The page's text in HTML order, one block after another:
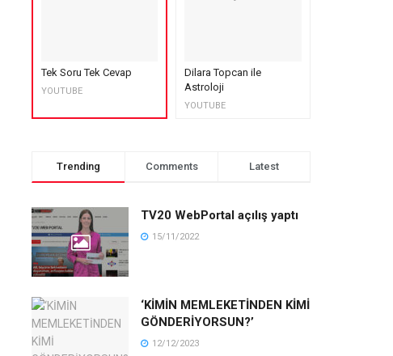
Tek Soru Tek Cevap
YOUTUBE
Dilara Topcan ile
Astroloji
YOUTUBE
Trending Comments Latest
TV20 WebPortal açılış yaptı
15/11/2022
‘KİMİN MEMLEKETİNDEN KİMİ
GÖNDERİYORSUN?’
12/12/2023